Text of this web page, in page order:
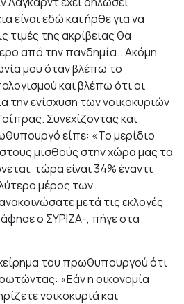
είναι εδώ και ήρθε για να
τιμές της ακρίβειας θα
από την πανδημία...Ακόμη
μου όταν βλέπω το
και βλέπω ότι οι
την ενίσχυση των νοικοκυριών
Συνεχίζοντας και
είπε: «Το μερίδιο
μισθούς στην χώρα μας τα
τώρα είναι 34% έναντι
μέρος των
μετά τις εκλογές
ο ΣΥΡΙΖΑ-, πήγε στα
του πρωθυπουργού ότι
«Εάν η οικονομία
νοικοκυριά και